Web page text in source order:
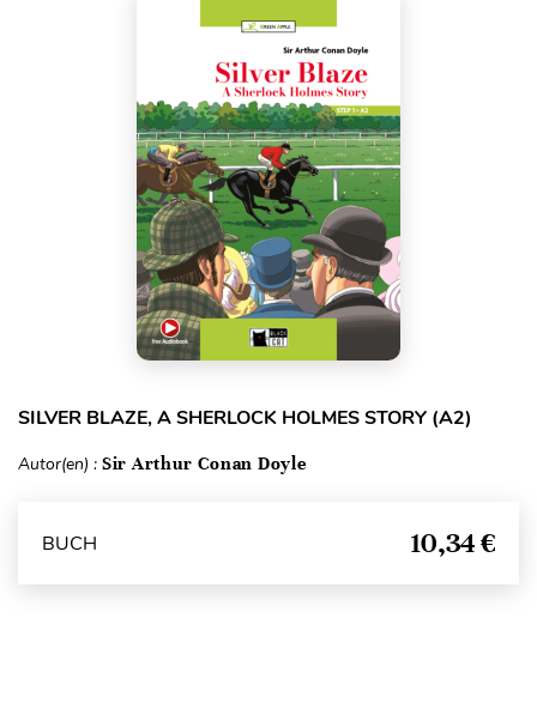
SILVER BLAZE, A SHERLOCK HOLMES STORY (A2)
Autor(en) : Sir Arthur Conan Doyle
BUCH 10,34 €